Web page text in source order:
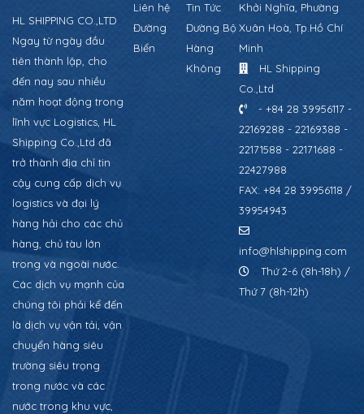
HL SHIPPING CO.,LTD
Ngay từ ngày đầu
tiên thành lập, cho
đến nay sau nhiều
năm hoạt động trong
lĩnh vực Logistics, HL
Shipping Co.,Ltd đã
trở thành địa chỉ tin
cậy cung cấp dịch vụ
logistics và đại lý
hàng hải cho các chủ
hàng, chủ tàu lớn
trong và ngoài nước.
Các dịch vụ mạnh của
chúng tôi phải kể đến
là dịch vụ vận tải, vận
chuyển hàng siêu
trường siêu trọng
trong nước và các
nước trong khu vực,
Liên hệ
Tin Tức
Đường
Biển
Đường Bộ
Hàng
Không
Khởi Nghĩa, Phường
Xuân Hoà, Tp.Hồ Chí
Minh
HL Shipping
Co.,Ltd
- +84 28 39956117 -
22169288 - 22169388 -
22171588 - 22171688 -
22427988
FAX: +84 28 39956118 /
39954943
info@hlshipping.com
Thứ 2-6 (8h-18h) /
Thứ 7 (8h-12h)